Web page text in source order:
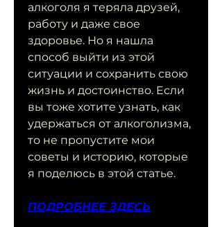
алкоголя я теряла друзей,
работу и даже свое
здоровье. Но я нашла
способ выйти из этой
ситуации и сохранить свою
жизнь и достоинство. Если
вы тоже хотите узнать, как
удержаться от алкоголизма,
то не пропустите мои
советы и историю, которые
я поделюсь в этой статье.
ПОДРОБНЕЕ ЗДЕСЬ